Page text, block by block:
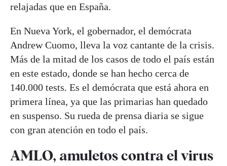
relajadas que en España.
En Nueva York, el gobernador, el demócrata
Andrew Cuomo, lleva la voz cantante de la crisis.
Más de la mitad de los casos de todo el país están
en este estado, donde se han hecho cerca de
140.000 tests. Es el demócrata que está ahora en
primera línea, ya que las primarias han quedado
en suspenso. Su rueda de prensa diaria se sigue
con gran atención en todo el país.
AMLO, amuletos contra el virus